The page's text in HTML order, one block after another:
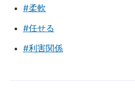
#柔軟
#任せる
#利害関係